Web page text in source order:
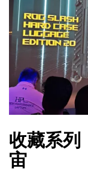
收藏系列
宙